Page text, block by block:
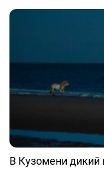
В Кузомени дикий